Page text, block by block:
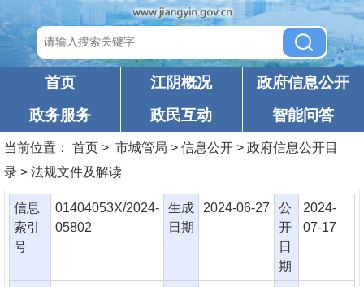
首页 江阴概况
政府信息公开
政务服务
政民互动 智能问答
当前位置： 首页 > 市城管局 > 信息公开 > 政府信息公开目
录 > 法规文件及解读
信息
索引
号
01404053X/2024-
05802
生成
日期
2024-06-27
公
开
日
期
2024-
07-17